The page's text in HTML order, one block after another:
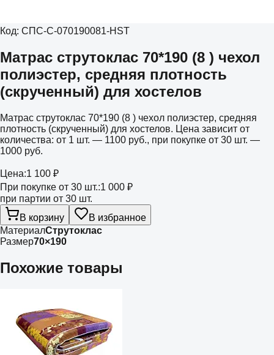
Код: СПС-С-070190081-HST
Матрас струтоклас 70*190 (8 ) чехол
полиэстер, средняя плотность
(скрученный) для хостелов
Матрас струтоклас 70*190 (8 ) чехол полиэстер, средняя
плотность (скрученный) для хостелов. Цена зависит от
количества: от 1 шт. — 1100 руб., при покупке от 30 шт. —
1000 руб.
Цена:1 100 ₽
При покупке от 30 шт.:1 000 ₽
при партии от 30 шт.
В корзину
В избранное
МатериалСтрутоклас
Размер70×190
Похожие товары